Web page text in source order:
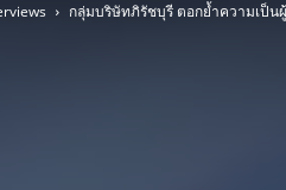
กลุ่มบริษัทภิรัชบุรี ตอกย้ำความเป็